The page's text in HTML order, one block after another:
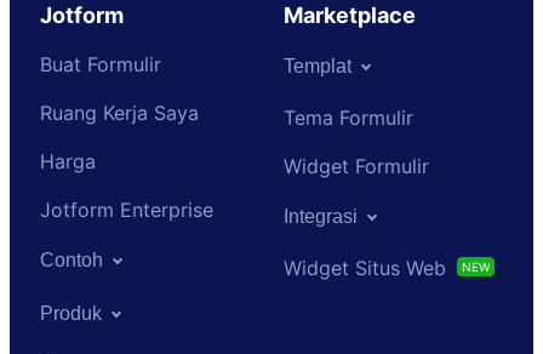
Jotform
Buat Formulir
Ruang Kerja Saya
Harga
Jotform Enterprise
Contoh
Produk
Marketplace
Templat
Tema Formulir
Widget Formulir
Integrasi
Widget Situs Web NEW